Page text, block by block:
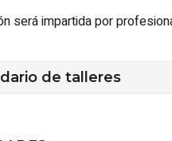
será impartida por
de talleres